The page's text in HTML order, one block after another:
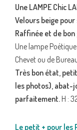
Une LAMPE Chic
Velours beige
Raffinée et de bon
Une lampe
Chevet ou de
Très bon état,
les photos), abat-
parfaitement. H :
Le petit + pour les